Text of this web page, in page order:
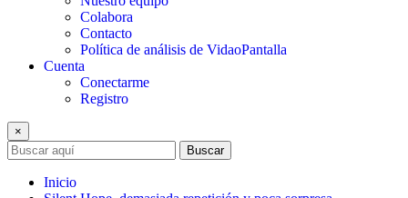
Colabora
Contacto
Política de análisis de VidaoPantalla
Cuenta
Conectarme
Registro
×
Buscar
Inicio